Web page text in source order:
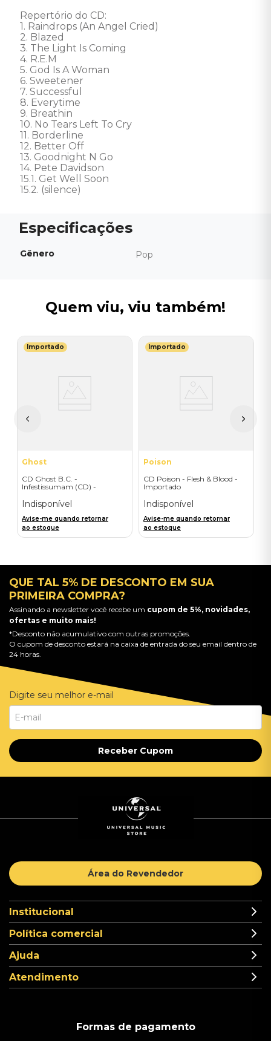
Repertório do CD:
1. Raindrops (An Angel Cried)
2. Blazed
3. The Light Is Coming
4. R.E.M
5. God Is A Woman
6. Sweetener
7. Successful
8. Everytime
9. Breathin
10. No Tears Left To Cry
11. Borderline
12. Better Off
13. Goodnight N Go
14. Pete Davidson
15.1. Get Well Soon
15.2. (silence)
Gênero Pop
Quem viu, viu também!
Importado
Ghost
CD Ghost B.C. -
Infestissumam (CD) -
Indisponível
Avise-me quando retornar
ao estoque
Importado
Poison
CD Poison - Flesh & Blood -
Importado
Indisponível
Avise-me quando retornar
ao estoque
QUE TAL 5% DE DESCONTO EM SUA
PRIMEIRA COMPRA?
Assinando a newsletter você recebe um cupom de 5%, novidades,
ofertas e muito mais!
*Desconto não acumulativo com outras promoções.
O cupom de desconto estará na caixa de entrada do seu email dentro de
24 horas.
Digite seu melhor e-mail
Receber Cupom
Área do Revendedor
Institucional
Política comercial
Ajuda
Atendimento
Formas de pagamento